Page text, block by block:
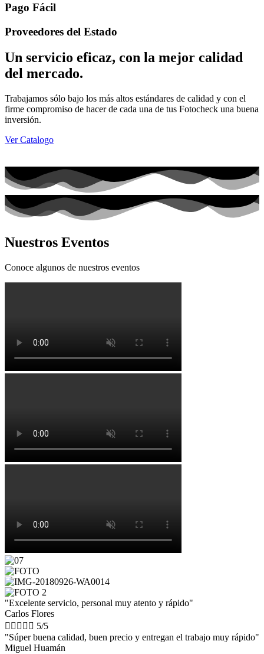
Pago Fácil
Proveedores del Estado
Un servicio eficaz, con la mejor calidad
del mercado.
Trabajamos sólo bajo los más altos estándares de calidad y con el
firme compromiso de hacer de cada una de tus Fotocheck una buena
inversión.
Ver Catalogo
Nuestros Eventos
Conoce algunos de nuestros eventos
"Excelente servicio, personal muy atento y rápido"
Carlos Flores
     5/5
"Súper buena calidad, buen precio y entregan el trabajo muy rápido"
Miguel Huamán